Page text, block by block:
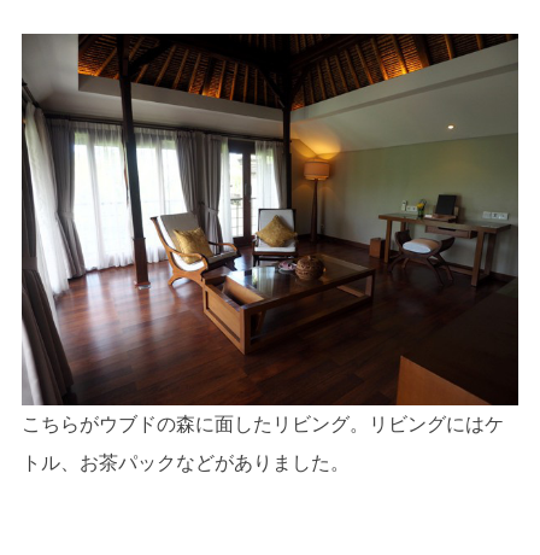
こちらがウブドの森に面したリビング。リビングにはケ
トル、お茶パックなどがありました。